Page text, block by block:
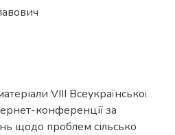
VІІІ Всеукраїнської
конференції за
щодо проблем сільсько